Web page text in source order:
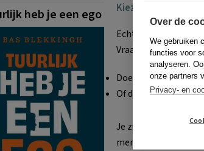
heb je een ego Kiezen tussen
Echte ontwikkeling
Vraag jezelf daarom
Doe ik dit om iets
Of doe ik dit omdat
Je zult merken dat
merken dat je
Over de
We gebruiken
functies voor
analyseren.
onze partners
Privacy- en